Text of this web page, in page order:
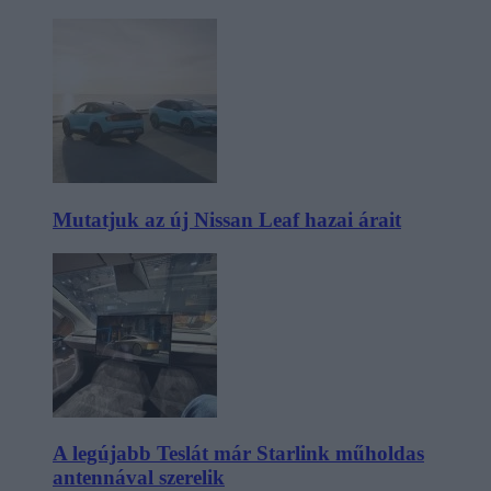
Mutatjuk az új Nissan Leaf hazai árait
A legújabb Teslát már Starlink műholdas
antennával szerelik